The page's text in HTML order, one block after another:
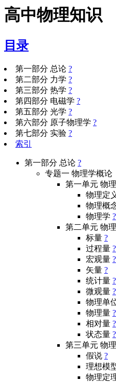
高中物理知识
目录
第一部分 总论 ?
第二部分 力学 ?
第三部分 热学 ?
第四部分 电磁学 ?
第五部分 光学 ?
第六部分 原子物理学 ?
第七部分 实验 ?
索引
第一部分 总论 ?
专题一 物理学概论
第一单元 物
物理定
物理概
物理学 ?
第二单元 物
标量 ?
过程量 ?
宏观量 ?
矢量 ?
统计量 ?
微观量 ?
物理单
物理量 ?
相对量 ?
状态量 ?
第三单元 物
假说 ?
理想模
物理定